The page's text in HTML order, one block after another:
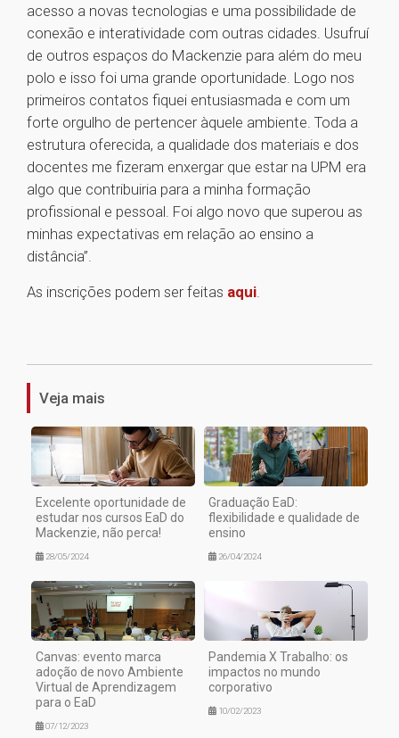
acesso a novas tecnologias e uma possibilidade de
conexão e interatividade com outras cidades. Usufruí
de outros espaços do Mackenzie para além do meu
polo e isso foi uma grande oportunidade. Logo nos
primeiros contatos fiquei entusiasmada e com um
forte orgulho de pertencer àquele ambiente. Toda a
estrutura oferecida, a qualidade dos materiais e dos
docentes me fizeram enxergar que estar na UPM era
algo que contribuiria para a minha formação
profissional e pessoal. Foi algo novo que superou as
minhas expectativas em relação ao ensino a
distância”.
As inscrições podem ser feitas aqui.
Veja mais
Excelente oportunidade de
estudar nos cursos EaD do
Mackenzie, não perca!
28/05/2024
Graduação EaD:
flexibilidade e qualidade de
ensino
26/04/2024
Canvas: evento marca
adoção de novo Ambiente
Virtual de Aprendizagem
para o EaD
07/12/2023
Pandemia X Trabalho: os
impactos no mundo
corporativo
10/02/2023